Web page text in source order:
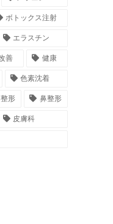
ボトックス注射
エラスチン
善 健康
色素沈着
形 鼻整形
皮膚科